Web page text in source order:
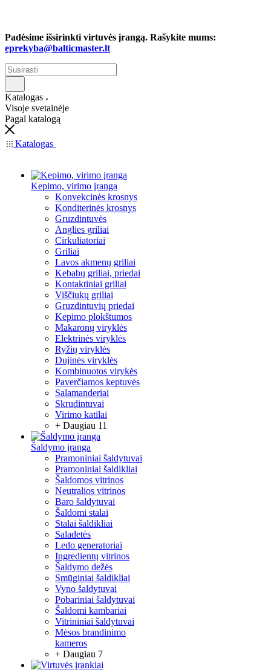
Padėsime išsirinkti virtuvės įrangą. Rašykite mums:
eprekyba@balticmaster.lt
Katalogas
Visoje svetainėje
Pagal katalogą
Katalogas
Kepimo, virimo įranga
Konvekcinės krosnys
Konditerinės krosnys
Gruzdintuvės
Anglies griliai
Cirkuliatoriai
Griliai
Lavos akmenų griliai
Kebabų griliai, priedai
Kontaktiniai griliai
Viščiukų griliai
Gruzdintuvių priedai
Kepimo plokštumos
Makaronų viryklės
Elektrinės viryklės
Ryžių viryklės
Dujinės viryklės
Kombinuotos virykės
Paverčiamos keptuvės
Salamanderiai
Skrudintuvai
Virimo katilai
+ Daugiau 11
Šaldymo įranga
Pramoniniai šaldytuvai
Pramoniniai šaldikliai
Šaldomos vitrinos
Neutralios vitrinos
Baro šaldytuvai
Šaldomi stalai
Stalai šaldikliai
Saladetės
Ledo generatoriai
Ingredientų vitrinos
Šaldymo dežės
Smūginiai šaldikliai
Vyno šaldytuvai
Pobariniai šaldytuvai
Šaldomi kambariai
Vitrininiai šaldytuvai
Mėsos brandinimo
kameros
+ Daugiau 7